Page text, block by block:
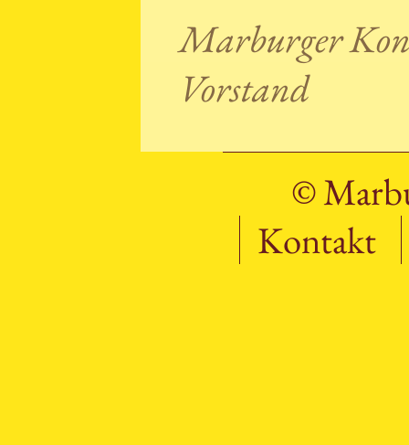
Marburger
Vorstand
©
Kontakt